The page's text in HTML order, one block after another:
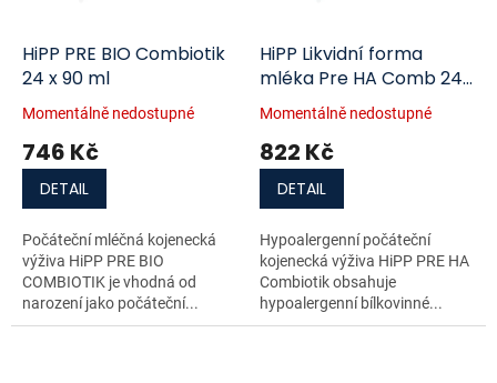
HiPP PRE BIO Combiotik
24 x 90 ml
Momentálně nedostupné
746 Kč
DETAIL
Počáteční mléčná kojenecká
výživa HiPP PRE BIO
COMBIOTIK je vhodná od
narození jako počáteční...
HiPP Likvidní forma
mléka Pre HA Comb 24
x 90 ml
Momentálně nedostupné
822 Kč
DETAIL
Hypoalergenní počáteční
kojenecká výživa HiPP PRE HA
Combiotik obsahuje
hypoalergenní bílkovinné...